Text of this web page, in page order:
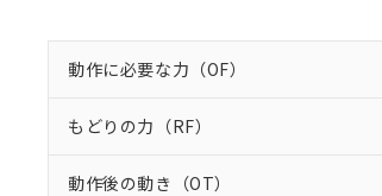
動作に必要な力（OF）
もどりの力（RF）
動作後の動き（OT）